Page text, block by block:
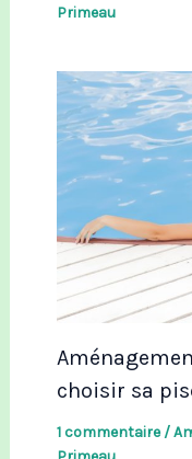
Primeau
choisir sa
1 commentaire /